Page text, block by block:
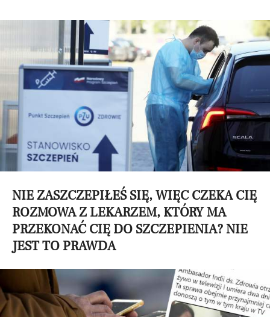
NIE ZASZCZEPIŁEŚ SIĘ, WIĘC CZEKA CIĘ
ROZMOWA Z LEKARZEM, KTÓRY MA
PRZEKONAĆ CIĘ DO SZCZEPIENIA? NIE
JEST TO PRAWDA